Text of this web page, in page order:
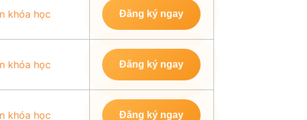
khóa học Đăng ký ngay
khóa học Đăng ký ngay
khóa học Đăng ký ngay